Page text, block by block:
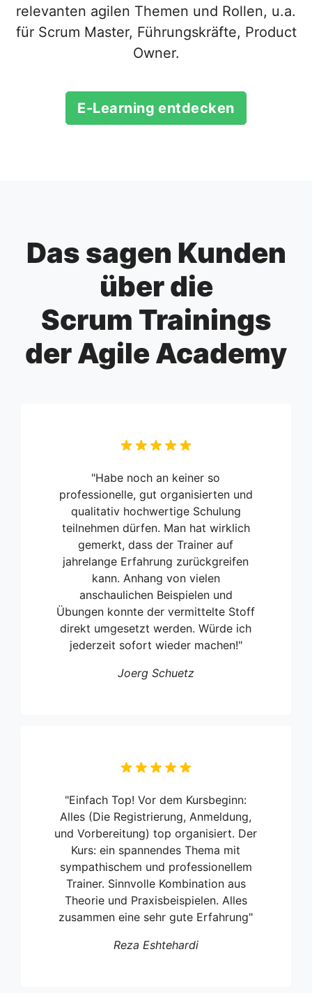
relevanten agilen Themen und Rollen, u.a.
für Scrum Master, Führungskräfte, Product
Owner.
E-Learning entdecken
Das sagen Kunden
über die
Scrum Trainings
der Agile Academy
"Habe noch an keiner so
professionelle, gut organisierten und
qualitativ hochwertige Schulung
teilnehmen dürfen. Man hat wirklich
gemerkt, dass der Trainer auf
jahrelange Erfahrung zurückgreifen
kann. Anhang von vielen
anschaulichen Beispielen und
Übungen konnte der vermittelte Stoff
direkt umgesetzt werden. Würde ich
jederzeit sofort wieder machen!"
Joerg Schuetz
"Einfach Top! Vor dem Kursbeginn:
Alles (Die Registrierung, Anmeldung,
und Vorbereitung) top organisiert. Der
Kurs: ein spannendes Thema mit
sympathischem und professionellem
Trainer. Sinnvolle Kombination aus
Theorie und Praxisbeispielen. Alles
zusammen eine sehr gute Erfahrung"
Reza Eshtehardi